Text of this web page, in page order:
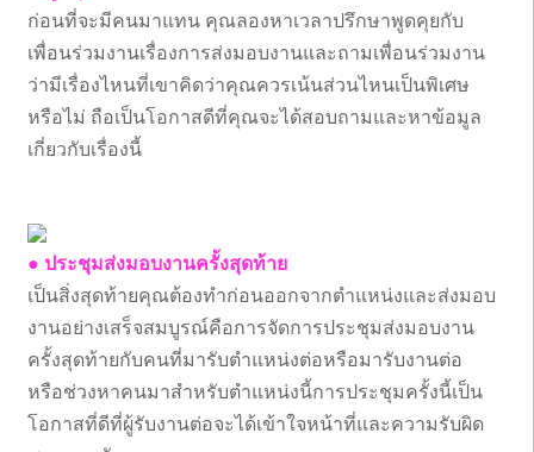
ก่อนที่จะมีคนมาแทน คุณลองหาเวลาปรึกษาพูดคุยกับ
เพื่อนร่วมงานเรื่องการส่งมอบงานและถามเพื่อนร่วมงาน
ว่ามีเรื่องไหนที่เขาคิดว่าคุณควรเน้นส่วนไหนเป็นพิเศษ
หรือไม่ ถือเป็นโอกาสดีที่คุณจะได้สอบถามและหาข้อมูล
เกี่ยวกับเรื่องนี้
● ประชุมส่งมอบงานครั้งสุดท้าย
เป็นสิ่งสุดท้ายคุณต้องทำก่อนออกจากตำแหน่งและส่งมอบ
งานอย่างเสร็จสมบูรณ์คือการจัดการประชุมส่งมอบงาน
ครั้งสุดท้ายกับคนที่มารับตำแหน่งต่อหรือมารับงานต่อ
หรือช่วงหาคนมาสำหรับตำแหน่งนี้การประชุมครั้งนี้เป็น
โอกาสที่ดีที่ผู้รับงานต่อจะได้เข้าใจหน้าที่และความรับผิด